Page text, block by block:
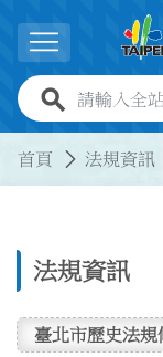
展開選單
全站查詢
首頁 法規資訊
法規資訊
臺北市歷史法規